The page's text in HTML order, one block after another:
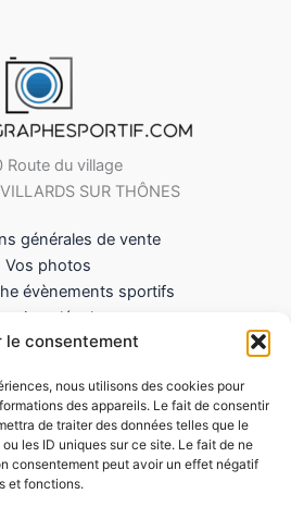
le consentement
nous utilisons des cookies pour
des appareils. Le fait de consentir
de traiter des données telles que le
les ID uniques sur ce site. Le fait de ne
consentement peut avoir un effet négatif
et fonctions.
Route du village
SUR THÔNES
générales de vente
Vos photos
évènements sportifs
légales
de cookies (UE)